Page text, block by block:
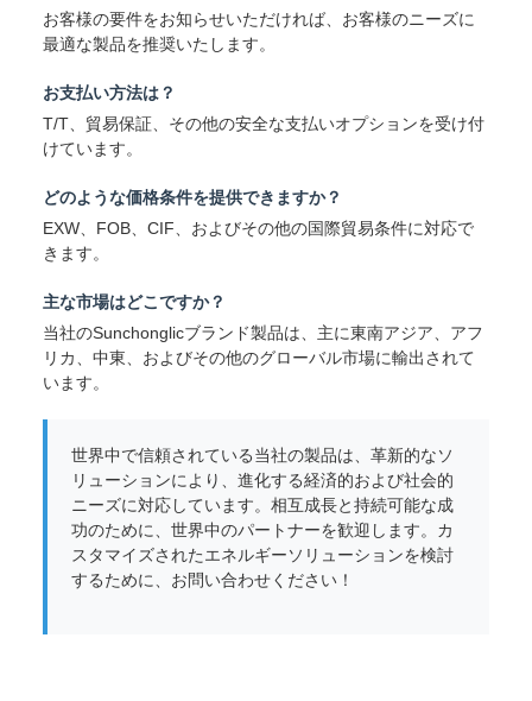
お客様の要件をお知らせいただければ、お客様のニーズに
最適な製品を推奨いたします。
お支払い方法は？
T/T、貿易保証、その他の安全な支払いオプションを受け付
けています。
どのような価格条件を提供できますか？
EXW、FOB、CIF、およびその他の国際貿易条件に対応で
きます。
主な市場はどこですか？
当社のSunchonglicブランド製品は、主に東南アジア、アフ
リカ、中東、およびその他のグローバル市場に輸出されて
います。
世界中で信頼されている当社の製品は、革新的なソ
リューションにより、進化する経済的および社会的
ニーズに対応しています。相互成長と持続可能な成
功のために、世界中のパートナーを歓迎します。カ
スタマイズされたエネルギーソリューションを検討
するために、お問い合わせください！